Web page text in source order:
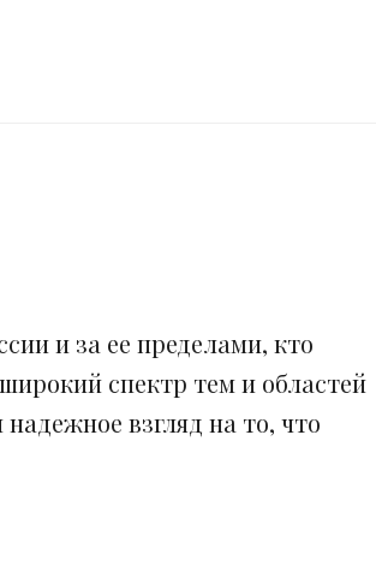
и за ее пределами, кто
спектр тем и областей
взгляд на то, что